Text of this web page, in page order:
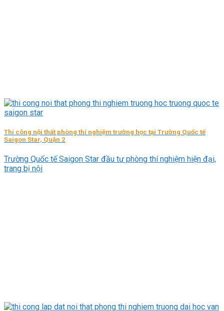
Thi công nội thất phòng thí nghiệm trường học tại Trường Quốc tế
Saigon Star, Quận 2
Trường Quốc tế Saigon Star đầu tư phòng thí nghiệm hiện đại,
trang bị nội